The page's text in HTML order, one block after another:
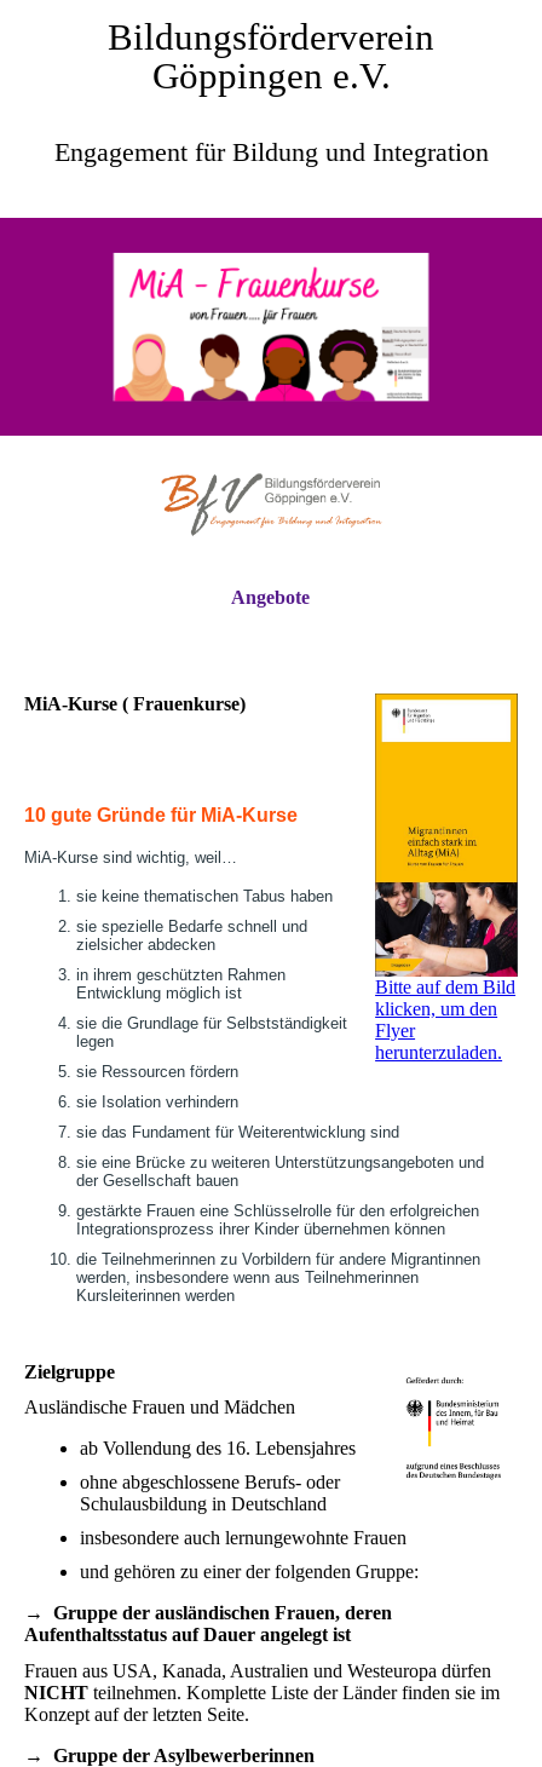
Bildungsförderverein
Göppingen e.V.
Engagement für Bildung und Integration
Angebote
Bitte auf dem Bild
klicken, um den
Flyer
herunterzuladen.
MiA-Kurse ( Frauenkurse)
10 gute Gründe für MiA-Kurse
MiA-Kurse sind wichtig, weil…
sie keine thematischen Tabus haben
sie spezielle Bedarfe schnell und
zielsicher abdecken
in ihrem geschützten Rahmen
Entwicklung möglich ist
sie die Grundlage für Selbstständigkeit
legen
sie Ressourcen fördern
sie Isolation verhindern
sie das Fundament für Weiterentwicklung sind
sie eine Brücke zu weiteren Unterstützungsangeboten und
der Gesellschaft bauen
gestärkte Frauen eine Schlüsselrolle für den erfolgreichen
Integrationsprozess ihrer Kinder übernehmen können
die Teilnehmerinnen zu Vorbildern für andere Migrantinnen
werden, insbesondere wenn aus Teilnehmerinnen
Kursleiterinnen werden
Zielgruppe
Ausländische Frauen und Mädchen
ab Vollendung des 16. Lebensjahres
ohne abgeschlossene Berufs- oder
Schulausbildung in Deutschland
insbesondere auch lernungewohnte Frauen
und gehören zu einer der folgenden Gruppe:
→ Gruppe der ausländischen Frauen, deren
Aufenthaltsstatus auf Dauer angelegt ist
Frauen aus USA, Kanada, Australien und Westeuropa dürfen
NICHT teilnehmen. Komplette Liste der Länder finden sie im
Konzept auf der letzten Seite.
→ Gruppe der Asylbewerberinnen